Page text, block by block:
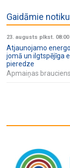
o
n
Gaidāmie
23. augusts plkst. 08:00
Atjaunojamo
jomā un ilgtspējīga
pieredze
Apmaiņas brauciens